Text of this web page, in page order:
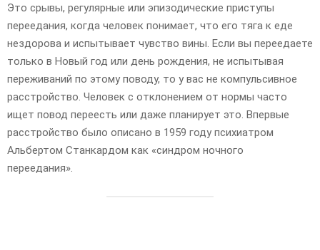
Это срывы, регулярные или эпизодические приступы
переедания, когда человек понимает, что его тяга к еде
нездорова и испытывает чувство вины. Если вы переедаете
только в Новый год или день рождения, не испытывая
переживаний по этому поводу, то у вас не компульсивное
расстройство. Человек с отклонением от нормы часто
ищет повод переесть или даже планирует это. Впервые
расстройство было описано в 1959 году психиатром
Альбертом Станкардом как «синдром ночного
переедания».